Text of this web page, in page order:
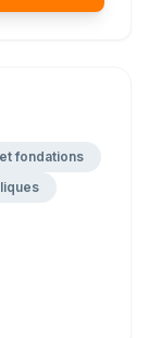
fondations